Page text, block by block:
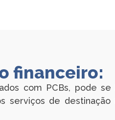
financeiro:
com PCBs, pode
serviços de destinação